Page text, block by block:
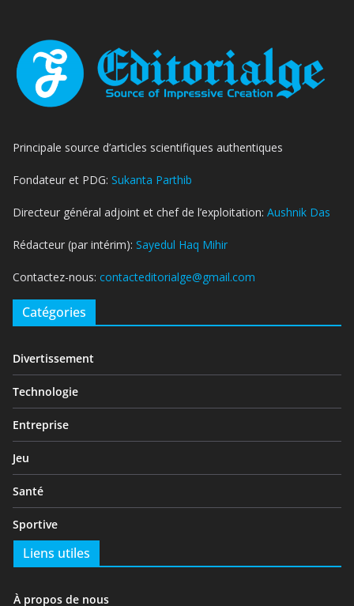
Principale source d’articles scientifiques authentiques
Fondateur et PDG: Sukanta Parthib
Directeur général adjoint et chef de l’exploitation: Aushnik Das
Rédacteur (par intérim): Sayedul Haq Mihir
Contactez-nous: contacteditorialge@gmail.com
Catégories
Divertissement
Technologie
Entreprise
Jeu
Santé
Sportive
Liens utiles
À propos de nous